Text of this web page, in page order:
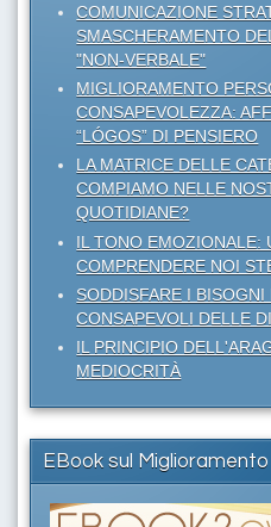
COMUNICAZIONE
SMASCHERAMENTO
"NON-VERBALE"
MIGLIORAMENTO
CONSAPEVOLEZZA:
“LÓGOS” DI PENSIERO
LA MATRICE DELLE
COMPIAMO NELLE
QUOTIDIANE?
IL TONO EMOZIONALE:
COMPRENDERE NOI
SODDISFARE I
CONSAPEVOLI DELLE
IL PRINCIPIO
MEDIOCRITÀ
EBook sul